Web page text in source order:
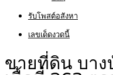
รับโพสต์อสังหา
เลขเด็ดงวดนี้
ขายที่ดิน บา